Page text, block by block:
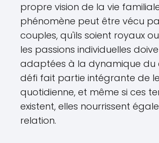
propre vision de la vie
phénomène peut être vécu
couples, qu'ils soient royaux
les passions individuelles
adaptées à la dynamique du
défi fait partie intégrante de
quotidienne, et même si ces
existent, elles nourrissent
relation.